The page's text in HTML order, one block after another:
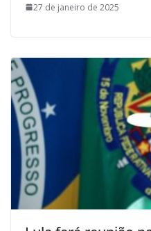
27 de janeiro de 2025